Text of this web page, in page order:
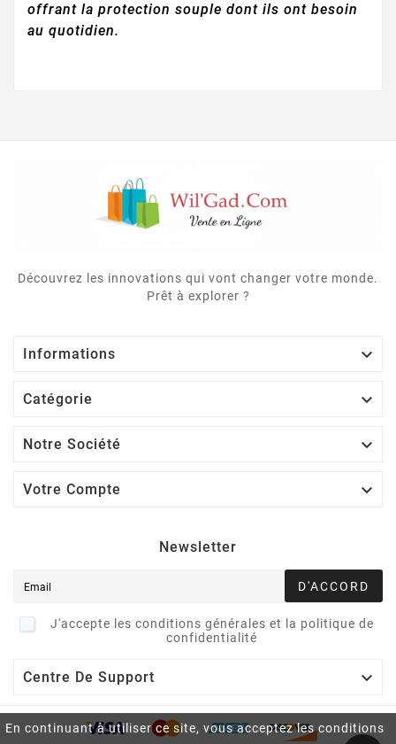
En continuant à utiliser ce site, vous acceptez les conditions
offrant la protection souple dont ils ont besoin
au quotidien.
Découvrez les innovations qui vont changer votre monde.
Prêt à explorer ?
Informations 
Catégorie 
Notre Société 
Votre Compte 
Newsletter
D'ACCORD
J'accepte les conditions générales et la politique de
confidentialité
Centre De Support 